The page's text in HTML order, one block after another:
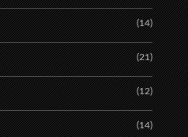
(14)
(21)
(12)
(14)